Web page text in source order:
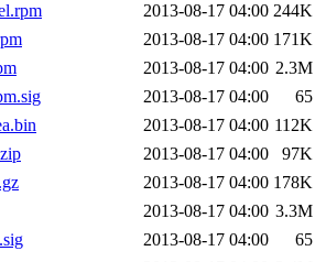
2013-08-17 04:00 244K
2013-08-17 04:00 171K
2013-08-17 04:00 2.3M
2013-08-17 04:00
65
2013-08-17 04:00 112K
2013-08-17 04:00
97K
2013-08-17 04:00 178K
2013-08-17 04:00 3.3M
2013-08-17 04:00
65